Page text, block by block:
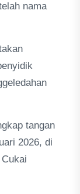
nama
tangan
2026, di